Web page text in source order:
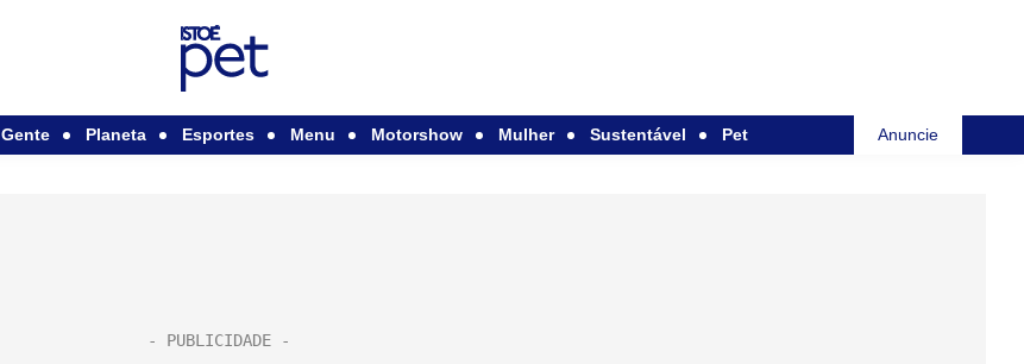
Gente Planeta Esportes Menu Motorshow Mulher Sustentável Pet Anuncie